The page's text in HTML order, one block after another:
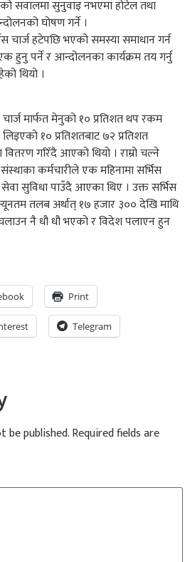
सवालमा सुनुवाइ नभएमा होटेल तथा
घोषण गर्ने ।
चार्ज हटेपछि भएको समस्या समाधान गर्न
पर्ने र आन्दोलनका कार्यक्रम तय गर्नु
थियो ।
चार्ज मार्फत मेनुको १० प्रतिशत थप रकम
१० प्रतिशतबाट ७२ प्रतिशत
गरिँदै आएको थियो । राम्रो चल्ने
कर्मचारीले एक महिनामा सर्भिस
सुविधा पाउँदै आएका थिए । उक्त सर्भिस
तलब अर्थात् १७ हजार ३०० देखि माथि
नै धौ धौ भएको र विदेश पलाएन हुन
Print
Telegram
be published.Required fields are